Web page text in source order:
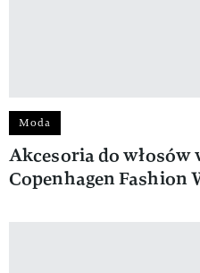
Moda
Akcesoria do włosów
Copenhagen Fashion